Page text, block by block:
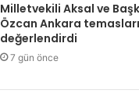
Milletvekili Aksal ve
Özcan Ankara
değerlendirdi
7 gün önce